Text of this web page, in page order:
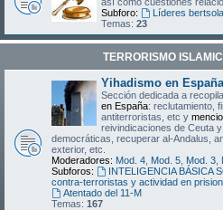
Subforo:
Líderes
Temas: 23
TERRORISMO
Yihadismo en España
Sección dedicada a
en España: reclutamiento,
antiterroristas, etc y
reivindicaciones de Ceuta
democráticas, recuperar al-Andalus,
exterior, etc.
Moderadores: Mod. 4 Mod. 5 Mod. 3
Subforos:
INTELIGENCIA BÁSICA
contra-terroristas y actividad en
Atentado del 11-M
Temas: 167